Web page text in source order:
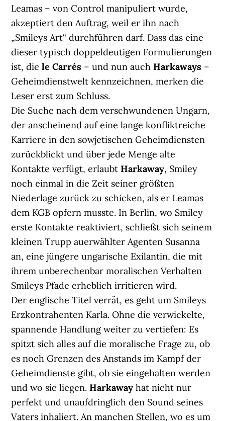
Leamas – von Control manipuliert wurde,
akzeptiert den Auftrag, weil er ihn nach
„Smileys Art“ durchführen darf. Dass das eine
dieser typisch doppeldeutigen Formulierungen
ist, diele Carrés – und nun auchHarkaways –
Geheimdienstwelt kennzeichnen, merken die
Leser erst zum Schluss.
Die Suche nach dem verschwundenen Ungarn,
der anscheinend auf eine lange konfliktreiche
Karriere in den sowjetischen Geheimdiensten
zurückblickt und über jede Menge alte
Kontakte verfügt, erlaubtHarkaway, Smiley
noch einmal in die Zeit seiner größten
Niederlage zurück zu schicken, als er Leamas
dem KGB opfern musste. In Berlin, wo Smiley
erste Kontakte reaktiviert, schließt sich seinem
kleinen Trupp auerwählter Agenten Susanna
an, eine jüngere ungarische Exilantin, die mit
ihrem unberechenbar moralischen Verhalten
Smileys Pfade erheblich irritieren wird.
Der englische Titel verrät, es geht um Smileys
Erzkontrahenten Karla. Ohne die verwickelte,
spannende Handlung weiter zu vertiefen: Es
spitzt sich alles auf die moralische Frage zu, ob
es noch Grenzen des Anstands im Kampf der
Geheimdienste gibt, ob sie eingehalten werden
und wo sie liegen.Harkaway hat nicht nur
perfekt und unaufdringlich den Sound seines
Vaters inhaliert. An manchen Stellen, wo es um